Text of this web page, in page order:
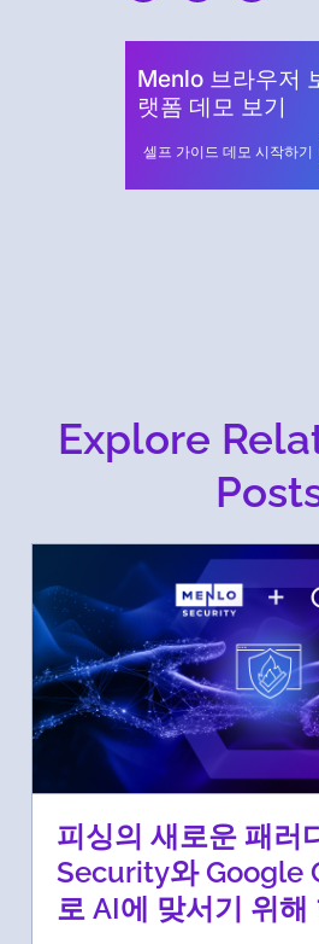
Menlo 브라우저
랫폼 데모 보기
셀프 가이드 데모 시작하기
Explore
피싱의 새로운 패러
Security와 Google
로 AI에 맞서기 위해